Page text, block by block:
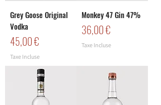
Grey Goose Original
Vodka
Prix
45,00 €
Taxe Incluse
Monkey 47 Gin 47%
Prix
36,00 €
Taxe Incluse